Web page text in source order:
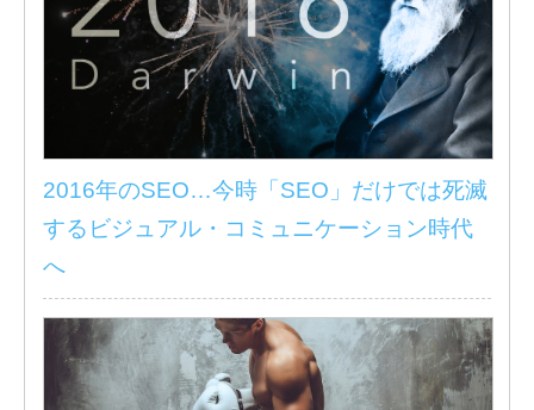
2016年のSEO…今時「SEO」だけでは死滅
するビジュアル・コミュニケーション時代
へ